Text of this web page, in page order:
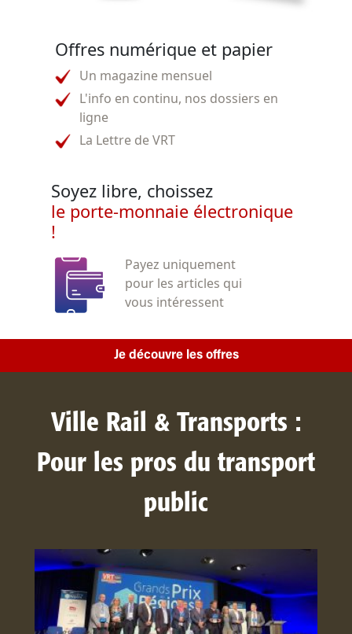
Offres numérique et papier
Un magazine mensuel
L'info en continu, nos dossiers en
ligne
La Lettre de VRT
Soyez libre, choissez
le porte-monnaie électronique
!
Payez uniquement
pour les articles qui
vous intéressent
Je découvre les offres
Ville Rail & Transports :
Pour les pros du transport
public